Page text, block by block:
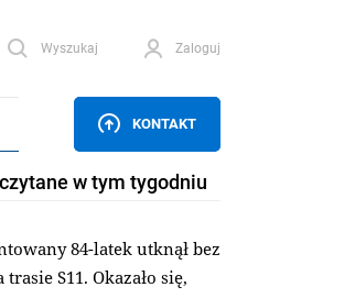
Wyszukaj Zaloguj
KONTAKT
w tym tygodniu
84-latek utknął bez
S11. Okazało się,